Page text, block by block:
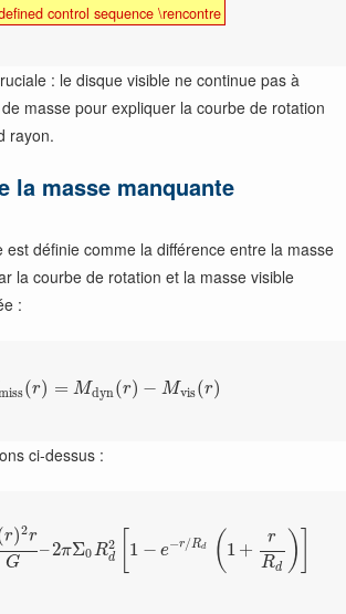
control sequence \rencontre
: le disque visible ne continue pas à
masse pour expliquer la courbe de rotation
rayon.
la masse manquante
est définie comme la différence entre la masse
la courbe de rotation et la masse visible
:
iss(r) = Mdyn (r) − Mvis(r)
ci-dessus :
r)2r
G
–2πΣ0R2
d 1 − e−r/Rd ( 1 +
r
Rd )